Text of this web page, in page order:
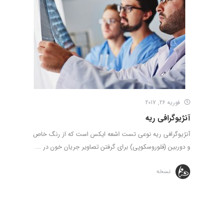
فوریه 26, 2017
آنژیوگرافی ریه
آنژیوگرافی ریه نوعی تست اشعه ایکس است که از رنگ خاص
و دوربین (فلوروسکوپی) برای گرفتن تصاویر جریان خون در ...
نسخه